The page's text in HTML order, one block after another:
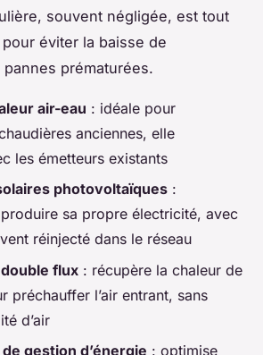
souvent négligée, est tout
éviter la baisse de
prématurées.
air-eau : idéale pour
anciennes, elle
les émetteurs existants
photovoltaïques :
sa propre électricité, avec
réinjecté dans le réseau
flux : récupère la chaleur de
préchauffer l’air entrant, sans
d’air
gestion d’énergie : optimise